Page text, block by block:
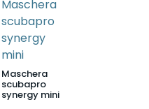
Maschera
scubapro
synergy mini